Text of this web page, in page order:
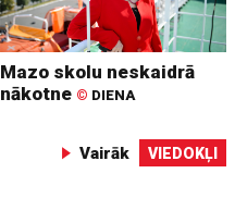
Mazo skolu neskaidrā
nākotne © DIENA
Vairāk VIEDOKĻI